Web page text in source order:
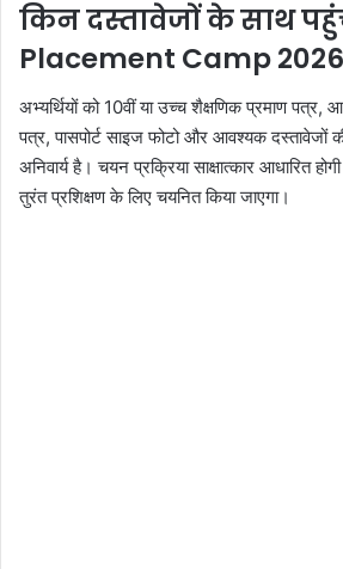
किन दस्तावेजों के साथ
Placement Camp 2026
अभ्यर्थियों को 10वीं या उच्च शैक्षणिक प्रमाण पत्र,
पत्र, पासपोर्ट साइज फोटो और आवश्यक दस्तावेजों
अनिवार्य है। चयन प्रक्रिया साक्षात्कार आधारित
तुरंत प्रशिक्षण के लिए चयनित किया जाएगा।